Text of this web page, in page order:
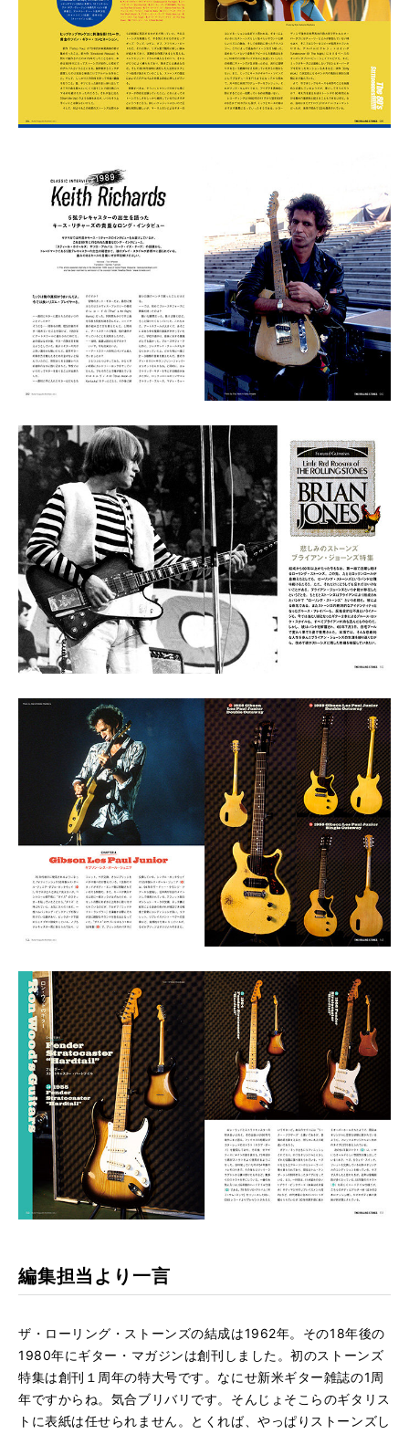
編集担当より一言
ザ・ローリング・ストーンズの結成は1962年。その18年後の
1980年にギター・マガジンは創刊しました。初のストーンズ
特集は創刊１周年の特大号です。なにせ新米ギター雑誌の1周
年ですからね。気合ブリバリです。そんじょそこらのギタリス
トに表紙は任せられません。とくれば、やっぱりストーンズし